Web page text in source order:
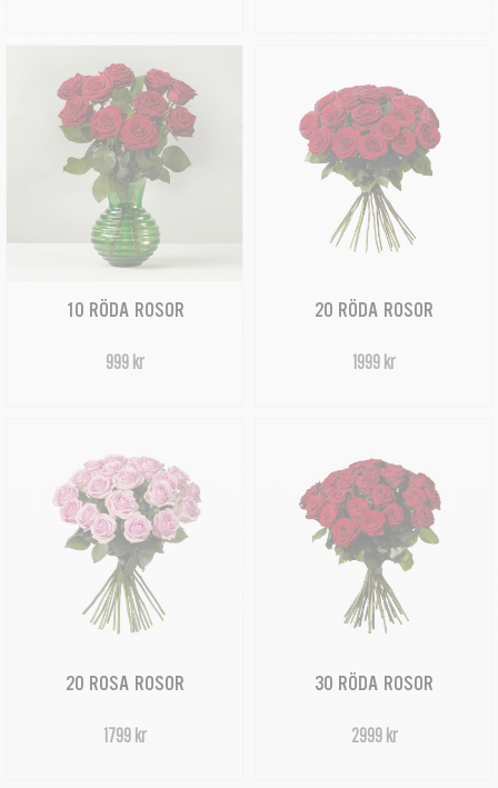
10 RÖDA ROSOR
999 kr
20 RÖDA ROSOR
1999 kr
20 ROSA ROSOR
1799 kr
30 RÖDA ROSOR
2999 kr